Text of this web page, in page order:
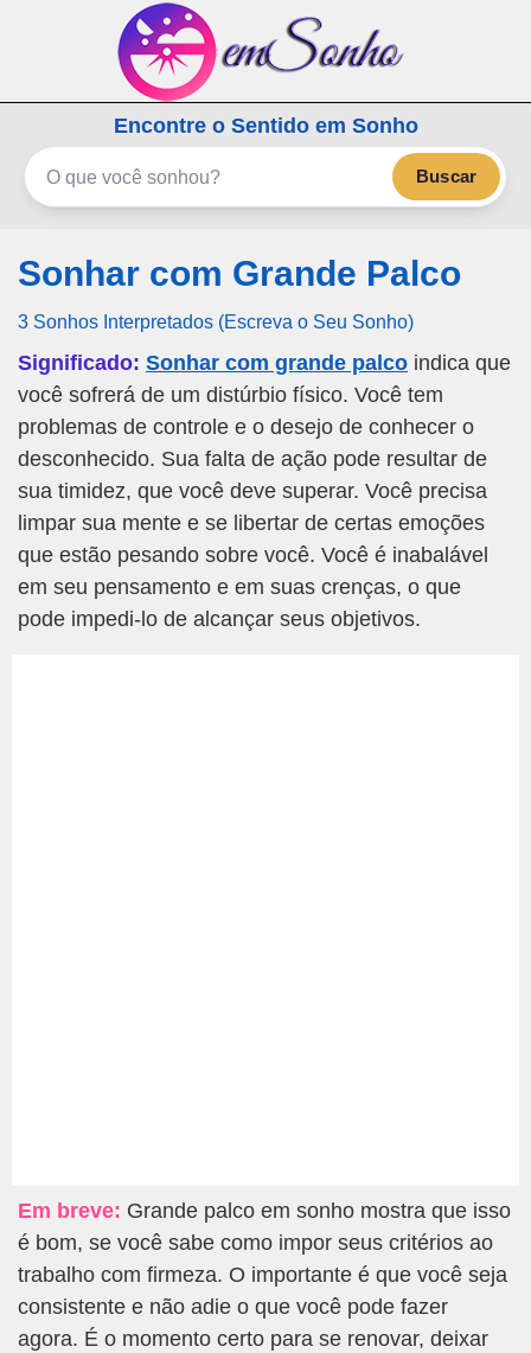
emSonho.com
Os sonhos significam mais
Encontre o Sentido em Sonho
Buscar
Sonhar com Grande Palco
3 Sonhos Interpretados (Escreva o Seu Sonho)
Significado: Sonhar com grande palco indica que
você sofrerá de um distúrbio físico. Você tem
problemas de controle e o desejo de conhecer o
desconhecido. Sua falta de ação pode resultar de
sua timidez, que você deve superar. Você precisa
limpar sua mente e se libertar de certas emoções
que estão pesando sobre você. Você é inabalável
em seu pensamento e em suas crenças, o que
pode impedi-lo de alcançar seus objetivos.
Em breve: Grande palco em sonho mostra que isso
é bom, se você sabe como impor seus critérios ao
trabalho com firmeza. O importante é que você seja
consistente e não adie o que você pode fazer
agora. É o momento certo para se renovar, deixar